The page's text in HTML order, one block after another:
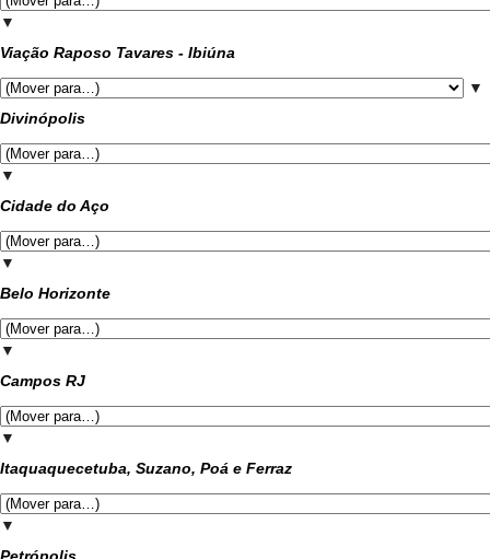
▼
Viação Raposo Tavares - Ibiúna
▼
Divinópolis
▼
Cidade do Aço
▼
Belo Horizonte
▼
Campos RJ
▼
Itaquaquecetuba, Suzano, Poá e Ferraz
▼